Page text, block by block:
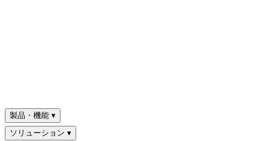
製品・機能 ▾
ソリューション ▾